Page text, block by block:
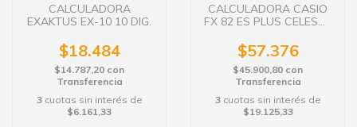
CALCULADORA
EXAKTUS EX-10 10 DIG.
$18.484
$14.787,20 con
Transferencia
3 cuotas sin interés de
$6.161,33
CALCULADORA CASIO
FX 82 ES PLUS CELESTE
$57.376
$45.900,80 con
Transferencia
3 cuotas sin interés de
$19.125,33